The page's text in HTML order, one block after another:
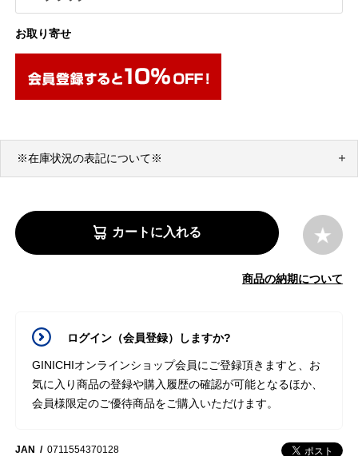
お取り寄せ
※在庫状況の表記について※
カートに入れる
商品の納期について
ログイン（会員登録）しますか?
GINICHIオンラインショップ会員にご登録頂きますと、お
気に入り商品の登録や購入履歴の確認が可能となるほか、
会員様限定のご優待商品をご購入いただけます。
JAN
0711554370128